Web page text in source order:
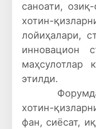
саноати,
хотин-
лойиҳалари,
инновацион
маҳсулотлар
этилди.
Форумда
хотин-
фан, сиёсат,